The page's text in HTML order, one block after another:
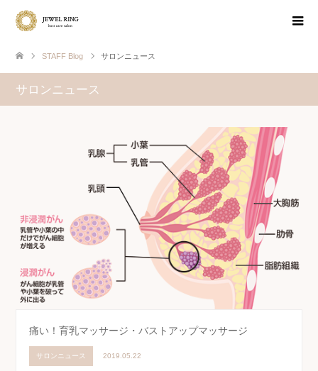
STAFF Blog サロンニュース
サロンニュース
痛い！育乳マッサージ・バストアップマッサージ
サロンニュース 2019.05.22